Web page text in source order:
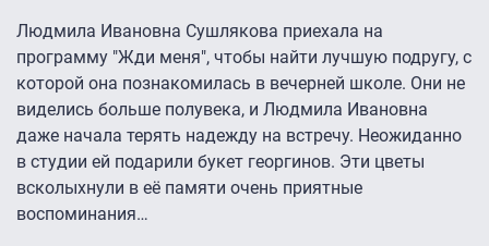
Людмила Ивановна Сушлякова приехала на
программу "Жди меня", чтобы найти лучшую подругу, с
которой она познакомилась в вечерней школе. Они не
виделись больше полувека, и Людмила Ивановна
даже начала терять надежду на встречу. Неожиданно
в студии ей подарили букет георгинов. Эти цветы
всколыхнули в её памяти очень приятные
воспоминания…